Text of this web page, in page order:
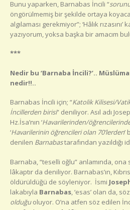
Bunu yaparken, Barnabas İncili “
öngörülmemiş bir şekilde ortaya
algılaması gerekmiyor”; ‘Hâlık
yazıyorum, yoksa başka bir amacım
***
Nedir bu ‘Barnaba İncili?’..
nedir!!..
Barnabas İncili için; “Katolik Kilisesi/
İncillerden birisi” deniliyor. Asıl adı
Hz.İsa’nın ‘Havarilerinden/
‘Havarilerinin öğrencileri olan 70’lerden’
denilen Barnabastarafından yazıldığı
Barnaba, “teselli oğlu” anlamında,
lâkaptır da deniliyor. Barnabas’ın,
öldürüldüğü de söyleniyor. İsmi
lakabıyla Barnabas, ‘esas’ olan da,
olduğuoluyor. O’na atfen söz edilen